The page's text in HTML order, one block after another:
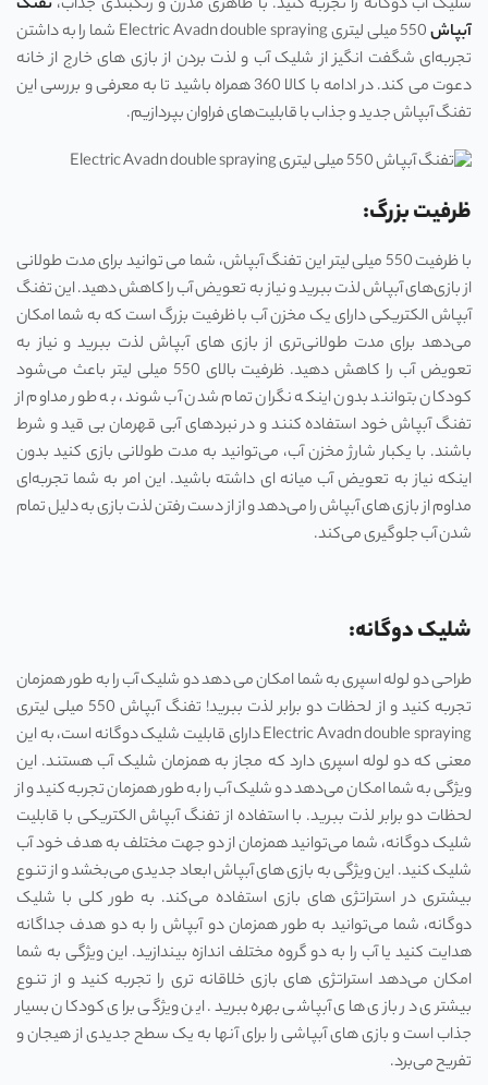
شلیک آب دوگانه را تجربه کنید. با ظاهری مدرن و رنگبندی جذاب، تفنگ
آبپاش
550 میلی لیتری Electric Avadn double spraying شما را به داشتن
تجربه‌ای شگفت انگیز از شلیک آب و لذت بردن از بازی های خارج از خانه
دعوت می کند. در ادامه با کالا 360 همراه باشید تا به معرفی و بررسی این
تفنگ آبپاش جدید و جذاب با قابلیت‌های فراوان بپردازیم.
ظرفیت بزرگ:
با ظرفیت 550 میلی لیتر این تفنگ آبپاش، شما می توانید برای مدت طولانی
از بازی‌های آبپاش لذت ببرید و نیاز به تعویض آب را کاهش دهید. این تفنگ
آبپاش الکتریکی دارای یک مخزن آب با ظرفیت بزرگ است که به شما امکان
می‌دهد برای مدت طولانی‌تری از بازی های آبپاش لذت ببرید و نیاز به
تعویض آب را کاهش دهید. ظرفیت بالای 550 میلی لیتر باعث می‌شود
کودکان بتوانند بدون اینکه نگران تمام شدن آب شوند، به طور مداوم از
تفنگ آبپاش خود استفاده کنند و در نبردهای آبی قهرمان بی قید و شرط
باشند. با یکبار شارژ مخزن آب، می‌توانید به مدت طولانی بازی کنید بدون
اینکه نیاز به تعویض آب میانه ای داشته باشید. این امر به شما تجربه‌ای
مداوم از بازی های آبپاش را می‌دهد و از از دست رفتن لذت بازی به دلیل تمام
شدن آب جلوگیری می‌کند.
شلیک دوگانه:
طراحی دو لوله اسپری به شما امکان می دهد دو شلیک آب را به طور همزمان
تجربه کنید و از لحظات دو برابر لذت ببرید! تفنگ آبپاش 550 میلی لیتری
Electric Avadn double spraying دارای قابلیت شلیک دوگانه است، به این
معنی که دو لوله اسپری دارد که مجاز به همزمان شلیک آب هستند. این
ویژگی به شما امکان می‌دهد دو شلیک آب را به طور همزمان تجربه کنید و از
لحظات دو برابر لذت ببرید. با استفاده از تفنگ آبپاش الکتریکی با قابلیت
شلیک دوگانه، شما می‌توانید همزمان از دو جهت مختلف به هدف خود آب
شلیک کنید. این ویژگی به بازی های آبپاش ابعاد جدیدی می‌بخشد و از تنوع
بیشتری در استراتژی های بازی استفاده می‌کند. به طور کلی با شلیک
دوگانه، شما می‌توانید به طور همزمان دو آبپاش را به دو هدف جداگانه
هدایت کنید یا آب را به دو گروه مختلف اندازه بیندازید. این ویژگی به شما
امکان می‌دهد استراتژی های بازی خلاقانه تری را تجربه کنید و از تنوع
بیشتری در بازی های آبپاشی بهره ببرید. این ویژگی برای کودکان بسیار
جذاب است و بازی های آبپاشی را برای آنها به یک سطح جدیدی از هیجان و
تفریح می‌برد.